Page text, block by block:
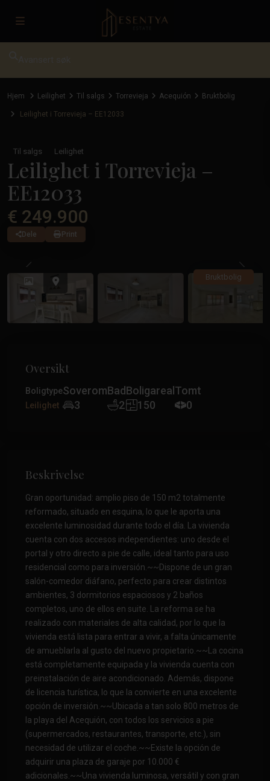
Hjem Leilighet Til salgs Torrevieja Acequión Bruktbolig
Leilighet i Torrevieja – EE12033
Til salgs Leilighet
Leilighet i Torrevieja –
EE12033
€ 249.900
Dele Print
Bruktbolig
Tidligere
Oversikt
Boligtype
Leilighet
Soverom
3
Bad
2
Boligareal
150
Tomt
0
Beskrivelse
Gran oportunidad: amplio piso de 150 m2 totalmente
reformado, situado en esquina, lo que le aporta una
excelente luminosidad durante todo el día. La vivienda
cuenta con dos accesos independientes: uno desde el
portal y otro directo a pie de calle, ideal tanto para uso
residencial como para inversión.~~Dispone de un gran
salón-comedor diáfano, perfecto para crear distintos
ambientes, 3 dormitorios espaciosos y 2 baños
completos, uno de ellos en suite. La reforma se ha
realizado con materiales de alta calidad, por lo que la
vivienda está lista para entrar a vivir, a falta únicamente
de amueblarla al gusto del nuevo propietario.~~La cocina
está completamente equipada y la vivienda cuenta con
preinstalación de aire acondicionado. Además, dispone
de licencia turística, lo que la convierte en una excelente
opción de inversión.~~Ubicada a tan solo 800 metros de
la playa del Acequión, con todos los servicios a pie
(supermercados, restaurantes, transporte, etc.), sin
necesidad de utilizar el coche.~~Existe la opción de
adquirir una plaza de garaje por 10.000 €
adicionales.~~Una vivienda luminosa, versátil y con gran